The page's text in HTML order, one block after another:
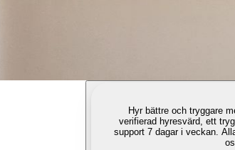
Hyr bättre och tryggare
verifierad hyresvärd, ett
support 7 dagar i veckan.